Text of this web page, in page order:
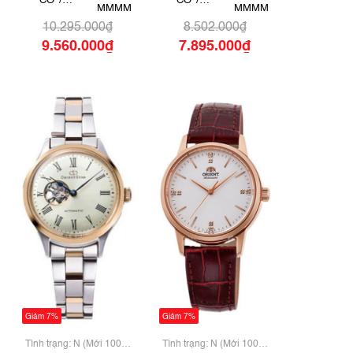
Blue RK-ND0020L
MMMM
10.295.000₫
9.560.000₫
ND0011NMMMM
8.502.000₫
7.895.000₫
Giảm 7%
Tình trạng: N (Mới 100%
Giảm 7%
Tình trạng: N (Mới 100%